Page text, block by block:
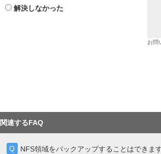
解決しなかった
お問
関連するFAQ
NFS領域をバックアップすることはできます